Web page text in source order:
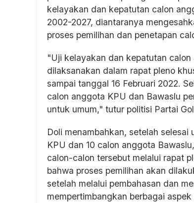
kelayakan dan kepatutan calon
2002-2027, diantaranya
proses pemilihan dan penetapan
"Uji kelayakan dan kepatutan
dilaksanakan dalam rapat pleno
sampai tanggal 16 Februari 2022.
calon anggota KPU dan Bawaslu
untuk umum," tutur politisi Partai
Doli menambahkan, setelah
KPU dan 10 calon anggota
calon-calon tersebut melalui rapat
bahwa proses pemilihan akan
setelah melalui pembahasan dan
mempertimbangkan berbagai